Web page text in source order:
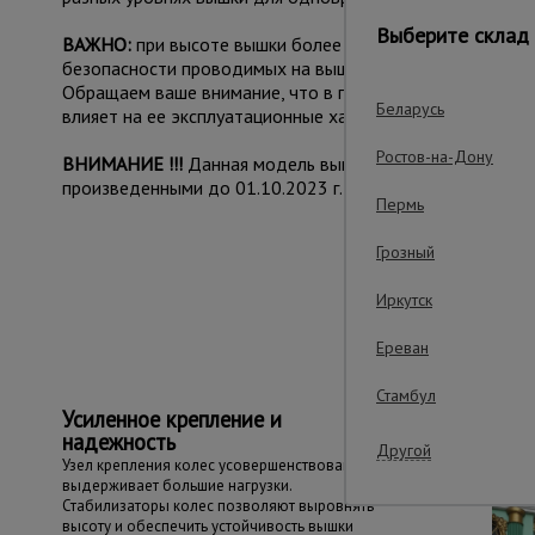
ВАЖНО: при высоте вышки более 5 метров рекомендуем
безопасности проводимых на вышке работ.
Обращаем ваше внимание, что в процессе
влияет на ее эксплуатационные характеристики и не
ВНИМАНИЕ !!! Данная модель вышки с измененным
произведенными до 01.10.2023 г.
Важные
Усиленное крепление и
надежность
Узел крепления колес усовершенствован и
выдерживает большие нагрузки.
Стабилизаторы колес позволяют выровнять
высоту и обеспечить устойчивость вышки
Выберите склад
Беларусь
Ростов-на-Дону
Пермь
Грозный
Иркутск
Ереван
Стамбул
Другой